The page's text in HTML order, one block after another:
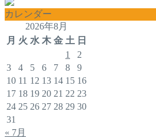
カレンダー
2026年8月
月 火 水 木 金 土 日
1
2
3
4 5 6 7 8
9
10 11 12 13 14 15 16
17 18 19 20 21 22 23
24 25 26 27 28 29 30
31
« 7月